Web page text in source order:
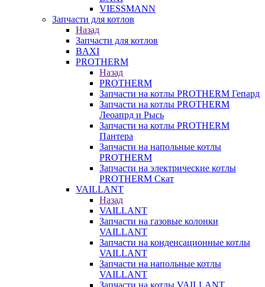
VIESSMANN
Запчасти для котлов
Назад
Запчасти для котлов
BAXI
PROTHERM
Назад
PROTHERM
Запчасти на котлы PROTHERM Гепард
Запчасти на котлы PROTHERM
Леоапрд и Рысь
Запчасти на котлы PROTHERM
Пантера
Запчасти на напольные котлы
PROTHERM
Запчасти на электрические котлы
PROTHERM Скат
VAILLANT
Назад
VAILLANT
Запчасти на газовые колонки
VAILLANT
Запчасти на конденсационные котлы
VAILLANT
Запчасти на напольные котлы
VAILLANT
Запчасти на котлы VAILLANT